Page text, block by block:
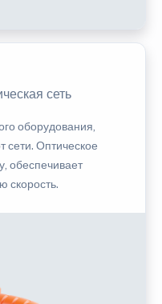
сеть
оборудования,
сети. Оптическое
обеспечивает
скорость.